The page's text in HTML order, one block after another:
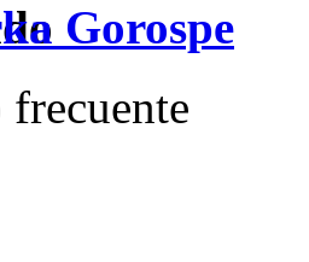
Gorospe